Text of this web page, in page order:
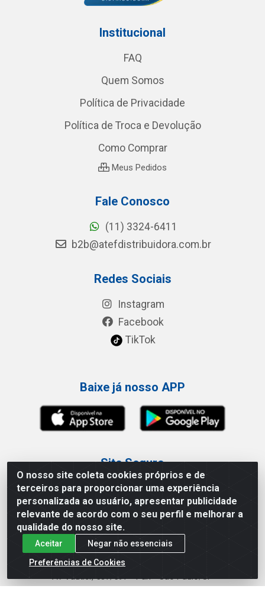
O nosso site coleta cookies próprios e de
terceiros para proporcionar uma experiência
personalizada ao usuário, apresentar publicidade
relevante de acordo com o seu perfil e melhorar a
qualidade do nosso site.
Aceitar
Negar não essenciais
Preferências de Cookies
Institucional
FAQ
Quem Somos
Política de Privacidade
Política de Troca e Devolução
Como Comprar
Meus Pedidos
Fale Conosco
(11) 3324-6411
b2b@atefdistribuidora.com.br
Redes Sociais
Instagram
Facebook
TikTok
Baixe já nosso APP
Site Seguro
Loja / Showroom
Tel.: (11) 3227-0546
Av Vautier, 587/597 - Pari - São Paulo/SP